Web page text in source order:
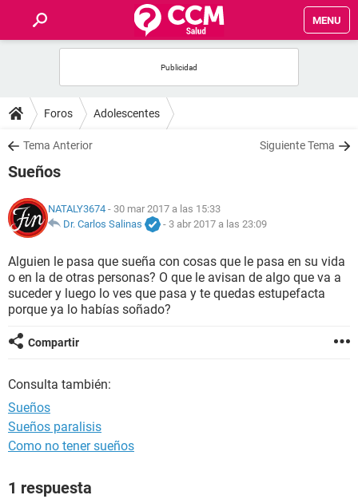
MENU
FOROS
SALUD
NUTRICIÓN
BIENESTAR
SEXUALIDAD
GLOSARIO
Foros Adolescentes
Tema Anterior Siguiente Tema
Sueños
NATALY3674 - 30 mar 2017 a las 15:33
Dr. Carlos Salinas
- 3 abr 2017 a las 23:09
Alguien le pasa que sueña con cosas que le pasa en su vida
o en la de otras personas? O que le avisan de algo que va a
suceder y luego lo ves que pasa y te quedas estupefacta
porque ya lo habías soñado?
Compartir
Consulta también:
Sueños
Sueños paralisis
Como no tener sueños
1 respuesta